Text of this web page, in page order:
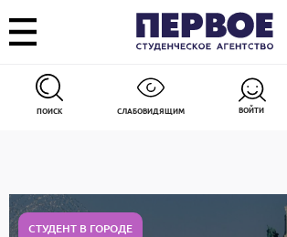
ПОИСК СЛАБОВИДЯЩИМ ВОЙТИ
СТУДЕНТ В ГОРОДЕ